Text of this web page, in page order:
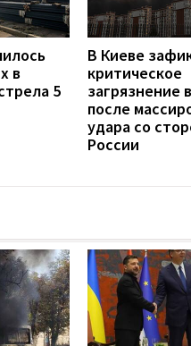
в
5
В Киеве
критическое
загрязнение
после
удара со
России